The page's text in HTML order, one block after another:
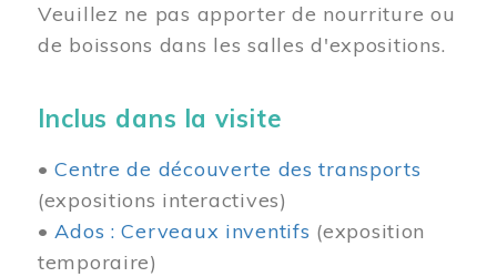
Veuillez ne pas apporter de nourriture ou
de boissons dans les salles d'expositions.
Inclus dans la visite
•Centre de découverte des transports
(expositions interactives)
•Ados : Cerveaux inventifs (exposition
temporaire)